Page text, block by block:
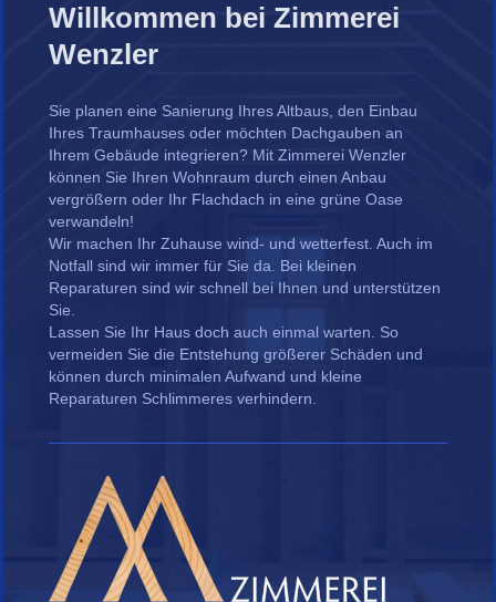
Willkommen bei Zimmerei
Wenzler
Sie planen eine Sanierung Ihres Altbaus, den Einbau
Ihres Traumhauses oder möchten Dachgauben an
Ihrem Gebäude integrieren? Mit Zimmerei Wenzler
können Sie Ihren Wohnraum durch einen Anbau
vergrößern oder Ihr Flachdach in eine grüne Oase
verwandeln!
Wir machen Ihr Zuhause wind- und wetterfest. Auch im
Notfall sind wir immer für Sie da. Bei kleinen
Reparaturen sind wir schnell bei Ihnen und unterstützen
Sie.
Lassen Sie Ihr Haus doch auch einmal warten. So
vermeiden Sie die Entstehung größerer Schäden und
können durch minimalen Aufwand und kleine
Reparaturen Schlimmeres verhindern.